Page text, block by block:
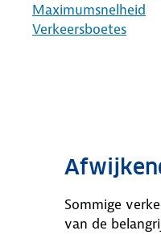
Maximumsnelheid
Verkeersboetes
Sommige
van de